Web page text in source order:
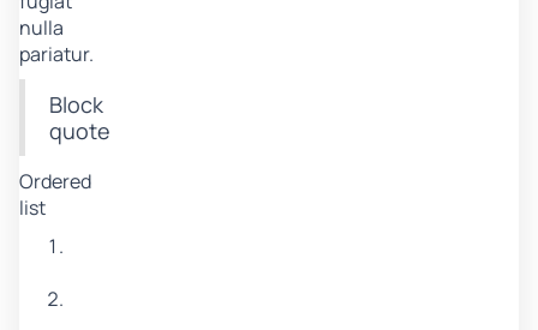
nulla
pariatur.
Block
quote
Ordered
list